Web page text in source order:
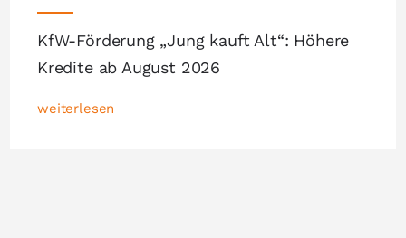
KfW-Förderung „Jung kauft Alt“: Höhere
Kredite ab August 2026
weiterlesen